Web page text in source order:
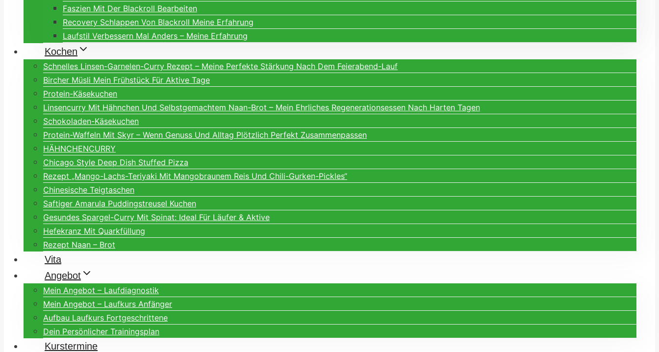
Faszien Mit Der Blackroll Bearbeiten
Recovery Schlappen Von Blackroll Meine Erfahrung
Laufstil Verbessern Mal Anders – Meine Erfahrung
Kochen
Schnelles Linsen-Garnelen-Curry Rezept – Meine Perfekte Stärkung Nach Dem Feierabend-Lauf
Bircher Müsli Mein Frühstück Für Aktive Tage
Protein-Käsekuchen
Linsencurry Mit Hähnchen Und Selbstgemachtem Naan-Brot – Mein Ehrliches Regenerationsessen Nach Harten Tagen
Schokoladen-Käsekuchen
Protein-Waffeln Mit Skyr – Wenn Genuss Und Alltag Plötzlich Perfekt Zusammenpassen
HÄHNCHENCURRY
Chicago Style Deep Dish Stuffed Pizza
Rezept „Mango-Lachs-Teriyaki Mit Mangobraunem Reis Und Chili-Gurken-Pickles“
Chinesische Teigtaschen
Saftiger Amarula Puddingstreusel Kuchen
Gesundes Spargel-Curry Mit Spinat: Ideal Für Läufer & Aktive
Hefekranz Mit Quarkfüllung
Rezept Naan – Brot
Vita
Angebot
Mein Angebot – Laufdiagnostik
Mein Angebot – Laufkurs Anfänger
Aufbau Laufkurs Fortgeschrittene
Dein Persönlicher Trainingsplan
Kurstermine